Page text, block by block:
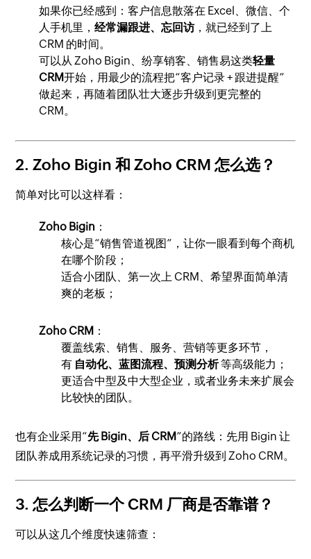
如果你已经感到：客户信息散落在 Excel、微信、个
人手机里，经常漏跟进、忘回访，就已经到了上
CRM 的时间。
可以从 Zoho Bigin、纷享销客、销售易这类轻量
CRM开始，用最少的流程把“客户记录 + 跟进提醒”
做起来，再随着团队壮大逐步升级到更完整的
CRM。
2. Zoho Bigin 和 Zoho CRM 怎么选？
简单对比可以这样看：
Zoho Bigin ：
核心是“销售管道视图”，让你一眼看到每个商机
在哪个阶段；
适合小团队、第一次上 CRM、希望界面简单清
爽的老板；
Zoho CRM ：
覆盖线索、销售、服务、营销等更多环节，
有 自动化、蓝图流程、预测分析等高级能力；
更适合中型及中大型企业，或者业务未来扩展会
比较快的团队。
也有企业采用“先 Bigin、后 CRM”的路线：先用 Bigin 让
团队养成用系统记录的习惯，再平滑升级到 Zoho CRM。
3. 怎么判断一个 CRM 厂商是否靠谱？
可以从这几个维度快速筛查：